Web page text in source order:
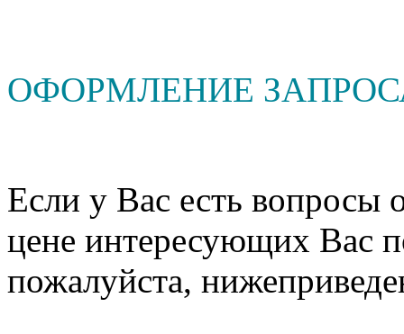
ОФОРМЛЕНИЕ
Если у Вас есть вопросы
цене интересующих Вас
пожалуйста,